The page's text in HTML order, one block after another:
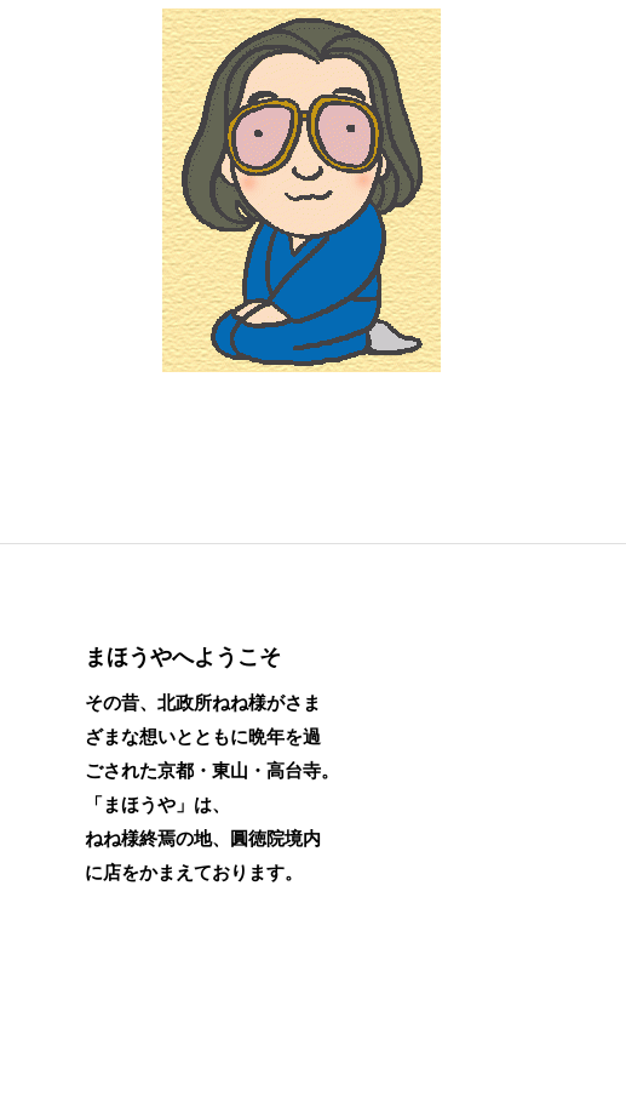
まほうやへようこそ
その昔、北政所ねね様がさま
ざまな想いとともに晩年を過
ごされた京都・東山・高台寺。
「まほうや」は、
ねね様終焉の地、圓徳院境内
に店をかまえております。